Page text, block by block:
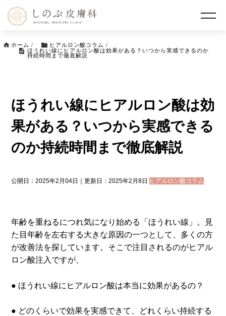
ホーム / ヒアルロン酸コラム /
ほうれい線にヒアルロン酸は効果がある？いつから実感できるのか
持続時間まで徹底解説
ほうれい線にヒアルロン酸は効
果がある？いつから実感できる
のか持続時間まで徹底解説
公開日：2025年2月04日｜更新日：2025年2月8日 ヒアルロン酸コラム
年齢を重ねるにつれ気になり始める「ほうれい線」。見
た目年齢を左右する大きな原因の一つとして、多くの方
が改善法を探しています。そこで注目されるのがヒアル
ロン酸注入ですが、
● ほうれい線にヒアルロン酸は本当に効果があるの？
● どのくらいで効果を実感できて、どれくらい持続する